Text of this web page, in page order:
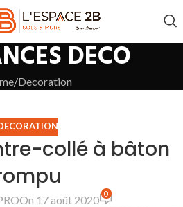
DECO
Decoration
collé à bâton
On 17 août 2020 0